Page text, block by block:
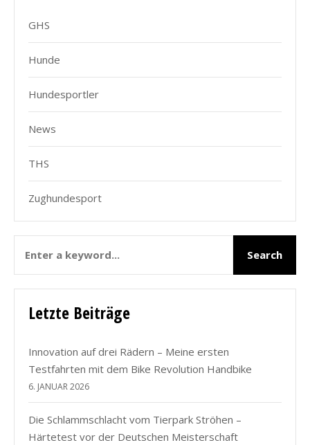
GHS
Hunde
Hundesportler
News
THS
Zughundesport
Letzte Beiträge
Innovation auf drei Rädern – Meine ersten
Testfahrten mit dem Bike Revolution Handbike
6. JANUAR 2026
Die Schlammschlacht vom Tierpark Ströhen –
Härtetest vor der Deutschen Meisterschaft